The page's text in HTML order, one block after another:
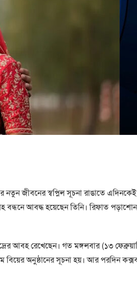
জীবনের স্বপ্নিল সূচনা রাঙাতে
বন্ধনে আবদ্ধ হয়েছেন তিনি। রিফাত
আবহ রেখেছেন। গত মঙ্গলবার (১৩
বিয়ের অনুষ্ঠানের সূচনা হয়। আর পরদিন